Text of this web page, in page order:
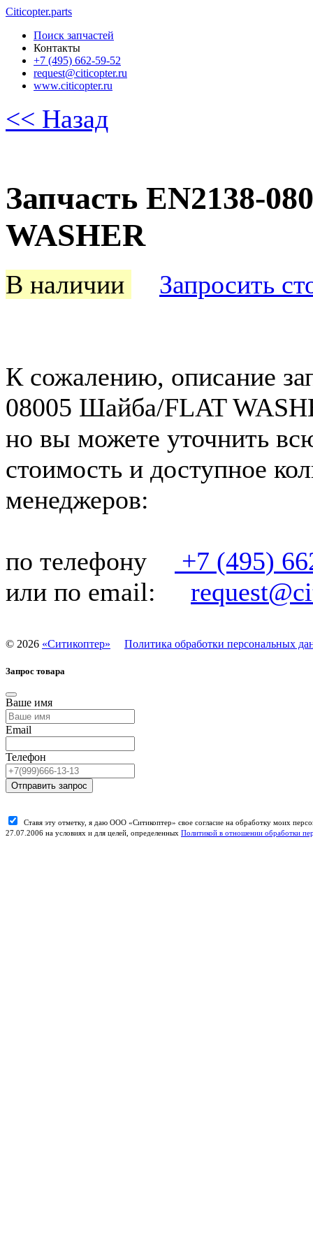
Citicopter.parts
Поиск запчастей
Контакты
+7 (495) 662-59-52
request@citicopter.ru
www.citicopter.ru
<< Назад
Запчасть EN2138-
WASHER
В наличии Запросить
К сожалению, описание
08005 Шайба/FLAT
но вы можете уточнить
стоимость и доступное
менеджеров:
по телефону
+7 (495)
или по email:
© 2026 «Ситикоптер» Политика обработки персональных
Запрос товара
Ваше имя
Email
Телефон
Отправить запрос
Ставя эту отметку, я даю ООО «Ситикоптер» свое согласие на обработку моих
27.07.2006 на условиях и для целей, определенных Политикой в отношении обработки